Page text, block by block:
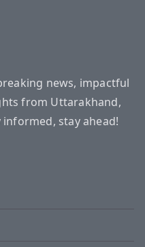
news, impactful
from Uttarakhand,
stay ahead!